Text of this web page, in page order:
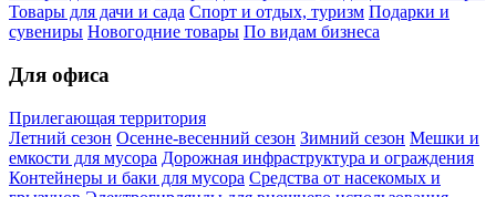
Товары для дачи и сада Спорт и отдых, туризм Подарки и
сувениры Новогодние товары По видам бизнеса
Для офиса
Прилегающая территория
Летний сезон Осенне-весенний сезон Зимний сезон Мешки и
емкости для мусора Дорожная инфраструктура и ограждения
Контейнеры и баки для мусора Средства от насекомых и